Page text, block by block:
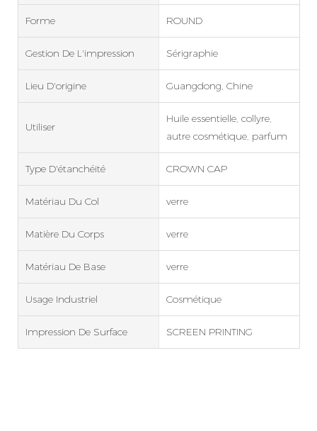
Forme ROUND
Gestion De L'impression Sérigraphie
Lieu D'origine Guangdong, Chine
Utiliser
Huile essentielle, collyre,
autre cosmétique, parfum
Type D'étanchéité CROWN CAP
Matériau Du Col verre
Matière Du Corps verre
Matériau De Base verre
Usage Industriel Cosmétique
Impression De Surface SCREEN PRINTING